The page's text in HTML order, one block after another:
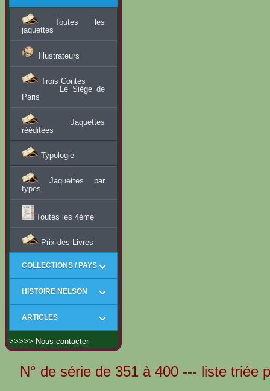
Toutes les
jaquettes
Illustrateurs
Trois Contes
Le Siège de
Paris
Jaquettes
rééditées
Typologie
Jaquettes par
types
Toutes les 4ème
Prix des Livres
COLLECTIONS / PAYS
HISTOIRE NELSON
ARTICLES
>>>>> Nous contacter
N° de série de 351 à 400 --- liste triée